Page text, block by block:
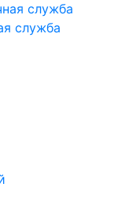
служба
служба